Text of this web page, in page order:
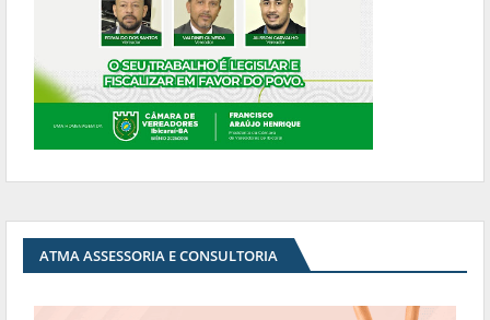
ATMA ASSESSORIA E CONSULTORIA